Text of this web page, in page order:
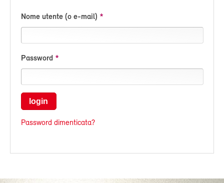
Nome utente (o e-mail)
Password
login
Password dimenticata?